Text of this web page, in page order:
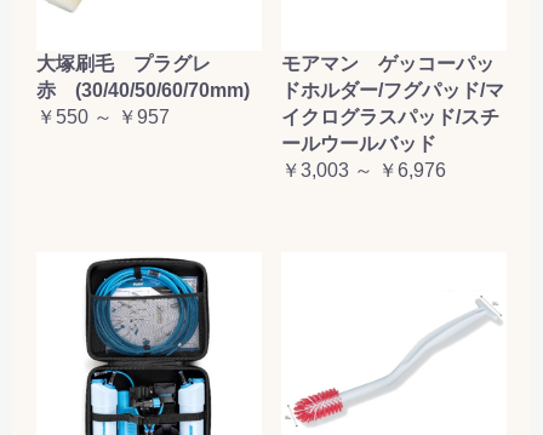
大塚刷毛 プラグレ
赤 (30/40/50/60/70mm)
￥550 ～ ￥957
モアマン ゲッコーパッ
ドホルダー/フグパッド/マ
イクログラスパッド/スチ
ールウールバッド
￥3,003 ～ ￥6,976